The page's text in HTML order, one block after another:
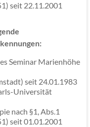
seit 22.11.2001
Seminar Marienhöhe
seit 24.01.1983
Universität
nach §1, Abs.1
seit 01.01.2001